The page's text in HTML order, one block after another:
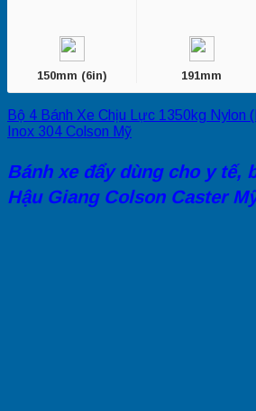
150mm (6in) 191mm
Bộ 4 Bánh Xe Chịu Lực 1350kg Nylon
Inox 304 Colson Mỹ
Bánh xe đẩy dùng cho y tế,
Hậu Giang Colson Caster